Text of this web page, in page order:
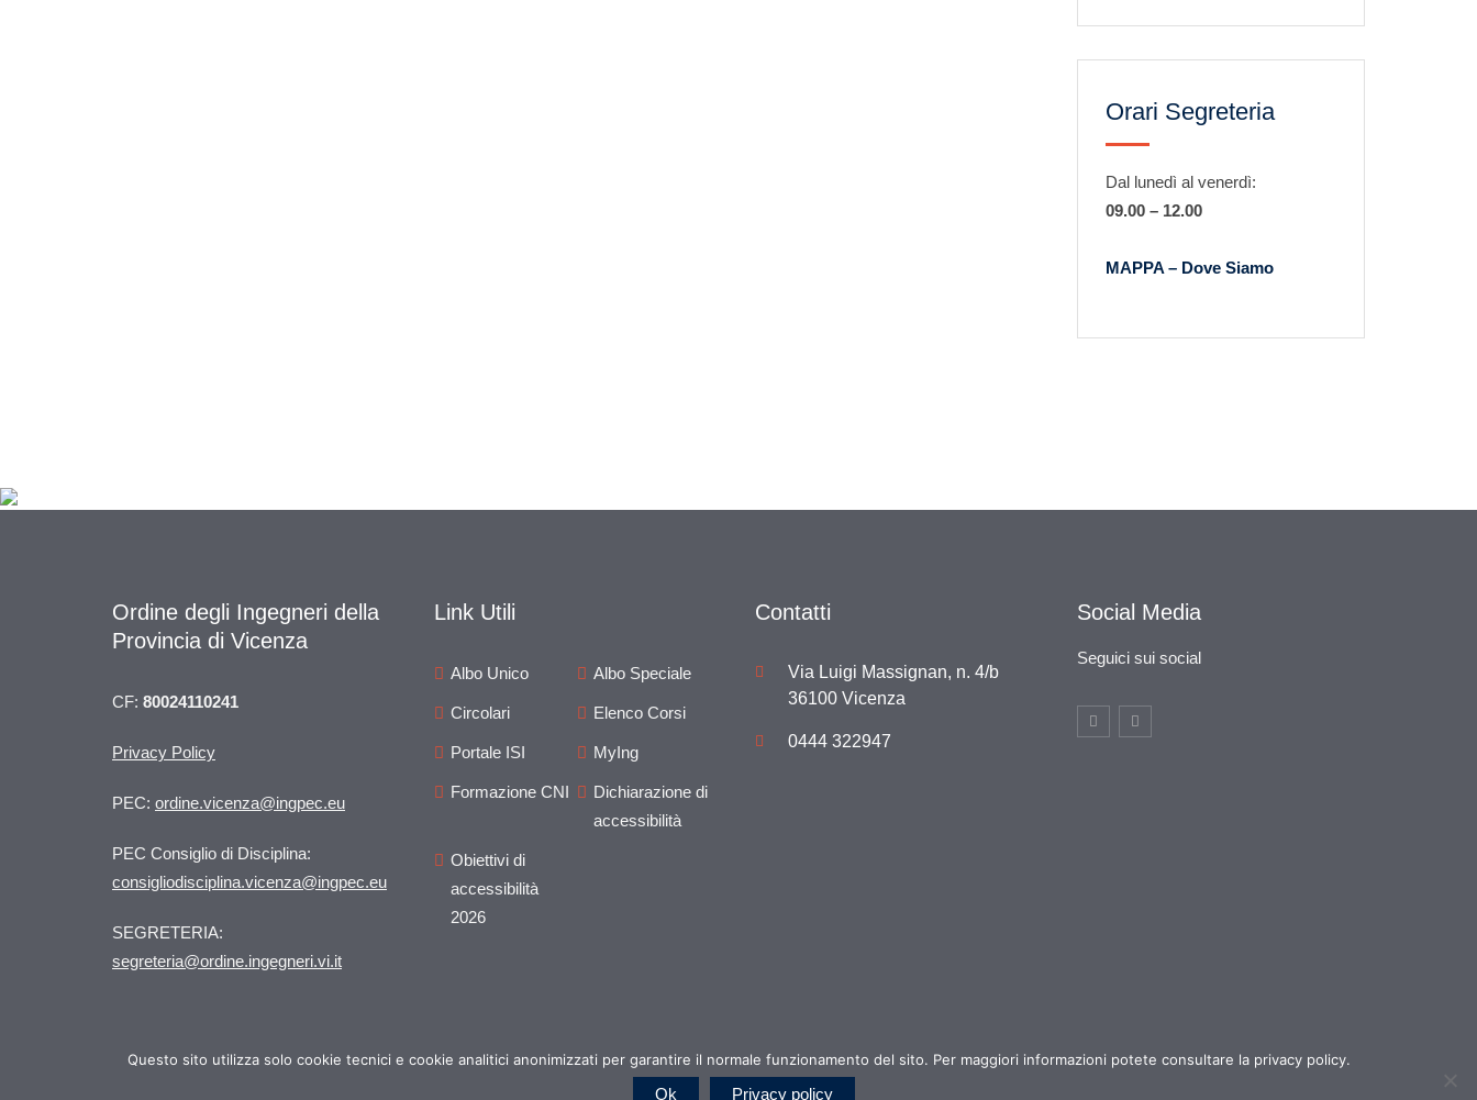
Orari Segreteria
Dal lunedì al venerdì:
09.00 – 12.00
MAPPA – Dove Siamo
Ordine degli Ingegneri della
Provincia di Vicenza
CF: 80024110241
Privacy Policy
PEC: ordine.vicenza@ingpec.eu
PEC Consiglio di Disciplina:
consigliodisciplina.vicenza@ingpec.eu
SEGRETERIA:
segreteria@ordine.ingegneri.vi.it
Link Utili
Albo Unico Albo Speciale
Circolari Elenco Corsi
Portale ISI MyIng
Formazione CNI
Dichiarazione di
accessibilità
Obiettivi di
accessibilità
2026
Contatti
Via Luigi Massignan, n. 4/b
36100 Vicenza
0444 322947
Social Media
Seguici sui social
© Copyright 2019 Ordine degli Ingegneri della Provincia di Vicenza. Website by
Questo sito utilizza solo cookie tecnici e cookie analitici anonimizzati per garantire il normale funzionamento del sito. Per maggiori informazioni potete consultare la privacy policy.
Ok Privacy policy